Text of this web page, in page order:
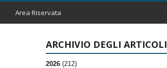
Area Riservata
ARCHIVIO DEGLI ARTICOLI
2026 (212)